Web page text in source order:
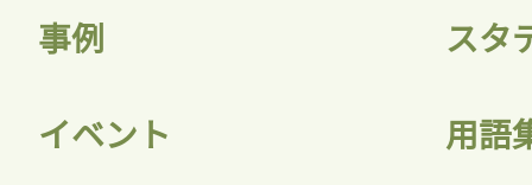
事例 スタ
イベント 用語